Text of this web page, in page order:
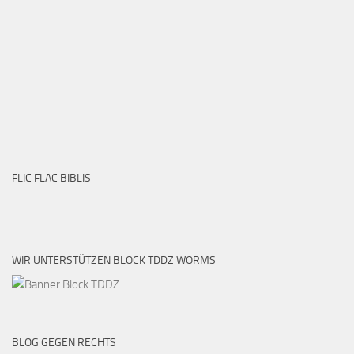
FLIC FLAC BIBLIS
WIR UNTERSTÜTZEN BLOCK TDDZ WORMS
BLOG GEGEN RECHTS